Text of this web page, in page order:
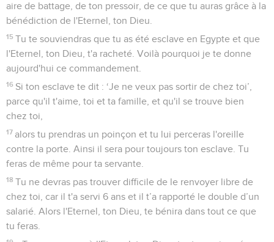
aire de battage, de ton pressoir, de ce que tu auras grâce à la
bénédiction de l'Eternel, ton Dieu.
15 Tu te souviendras que tu as été esclave en Egypte et que
l'Eternel, ton Dieu, t'a racheté. Voilà pourquoi je te donne
aujourd'hui ce commandement.
16 Si ton esclave te dit : ‘Je ne veux pas sortir de chez toi’,
parce qu'il t'aime, toi et ta famille, et qu'il se trouve bien
chez toi,
17 alors tu prendras un poinçon et tu lui perceras l'oreille
contre la porte. Ainsi il sera pour toujours ton esclave. Tu
feras de même pour ta servante.
18 Tu ne devras pas trouver difficile de le renvoyer libre de
chez toi, car il t'a servi 6 ans et il t’a rapporté le double d’un
salarié. Alors l'Eternel, ton Dieu, te bénira dans tout ce que
tu feras.